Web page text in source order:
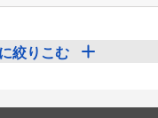
絞りこむ